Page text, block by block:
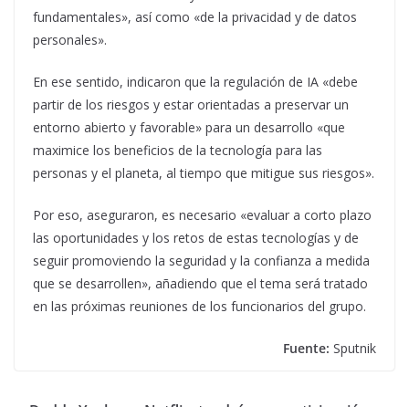
fundamentales», así como «de la privacidad y de datos
personales».
En ese sentido, indicaron que la regulación de IA «debe
partir de los riesgos y estar orientadas a preservar un
entorno abierto y favorable» para un desarrollo «que
maximice los beneficios de la tecnología para las
personas y el planeta, al tiempo que mitigue sus riesgos».
Por eso, aseguraron, es necesario «evaluar a corto plazo
las oportunidades y los retos de estas tecnologías y de
seguir promoviendo la seguridad y la confianza a medida
que se desarrollen», añadiendo que el tema será tratado
en las próximas reuniones de los funcionarios del grupo.
Fuente: Sputnik